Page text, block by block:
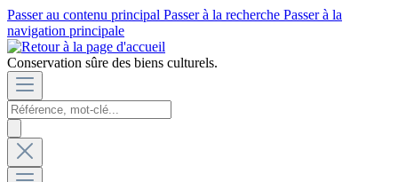
Passer au contenu principal Passer à la recherche Passer à la
navigation principale
Conservation sûre des biens culturels.